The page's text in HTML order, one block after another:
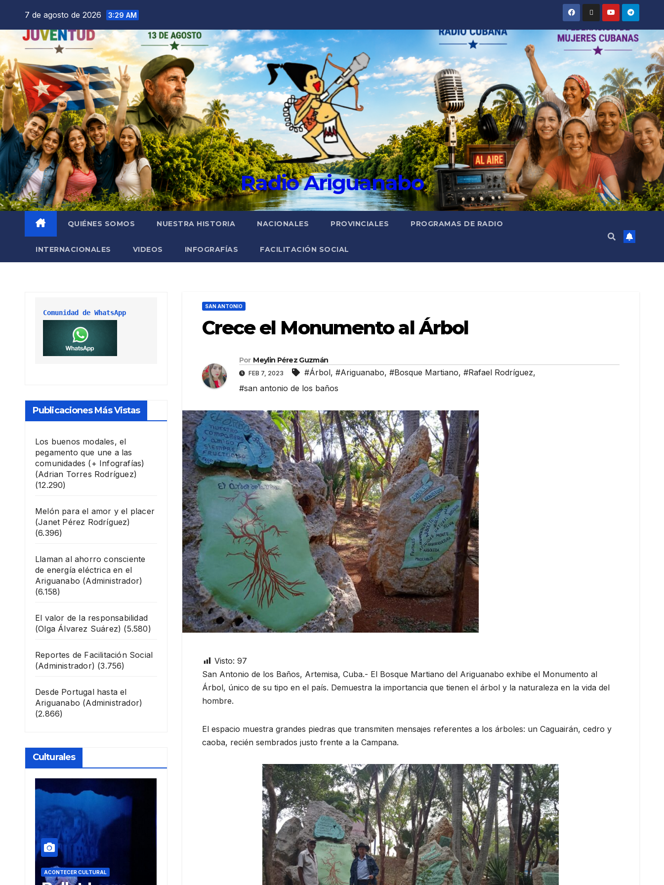
7 de agosto de 2026 3:29 AM
Radio Ariguanabo
QUIÉNES SOMOS NUESTRA HISTORIA NACIONALES PROVINCIALES PROGRAMAS DE RADIO
INTERNACIONALES VIDEOS INFOGRAFÍAS FACILITACIÓN SOCIAL
Comunidad de WhatsApp
Publicaciones Más Vistas
Los buenos modales, el
pegamento que une a las
comunidades (+ Infografías)
(Adrian Torres Rodríguez)
(12.290)
Melón para el amor y el placer
(Janet Pérez Rodríguez)
(6.396)
Llaman al ahorro consciente
de energía eléctrica en el
Ariguanabo (Administrador)
(6.158)
El valor de la responsabilidad
(Olga Álvarez Suárez) (5.580)
Reportes de Facilitación Social
(Administrador) (3.756)
Desde Portugal hasta el
Ariguanabo (Administrador)
(2.866)
Culturales
ACONTECER CULTURAL ACONTECER CULTURAL
SAN ANTONIO
Crece el Monumento al Árbol
Por Meylin Pérez Guzmán
FEB 7, 2023 #Árbol, #Ariguanabo, #Bosque Martiano, #Rafael Rodríguez,
#san antonio de los baños
Visto: 97
San Antonio de los Baños, Artemisa, Cuba.- El Bosque Martiano del Ariguanabo exhibe el Monumento al
Árbol, único de su tipo en el país. Demuestra la importancia que tienen el árbol y la naturaleza en la vida del
hombre.
El espacio muestra grandes piedras que transmiten mensajes referentes a los árboles: un Caguairán, cedro y
caoba, recién sembrados justo frente a la Campana.